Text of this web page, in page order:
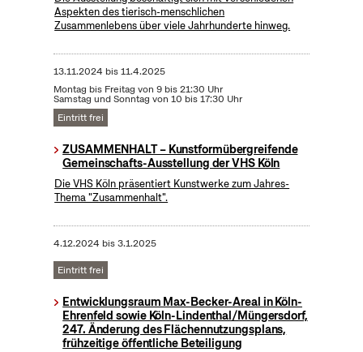
Aspekten des tierisch-menschlichen
Zusammenlebens über viele Jahrhunderte hinweg.
13.11.2024 bis11.4.2025
Montag bis Freitag von 9 bis 21:30 Uhr
Samstag und Sonntag von 10 bis 17:30 Uhr
Eintritt frei
ZUSAMMENHALT – Kunstformübergreifende
Gemeinschafts-Ausstellung der VHS Köln
Die VHS Köln präsentiert Kunstwerke zum Jahres-
Thema "Zusammenhalt".
4.12.2024 bis3.1.2025
Eintritt frei
Entwicklungsraum Max-Becker-Areal in Köln-
Ehrenfeld sowie Köln-Lindenthal/Müngersdorf,
247. Änderung des Flächennutzungsplans,
frühzeitige öffentliche Beteiligung